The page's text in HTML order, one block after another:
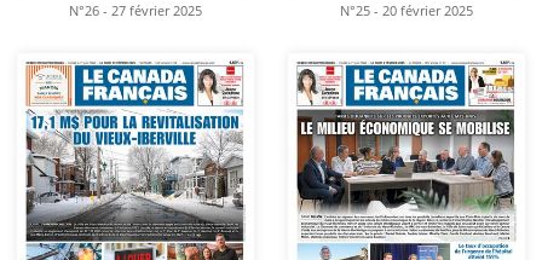
N°26 - 27 février 2025 N°25 - 20 février 2025